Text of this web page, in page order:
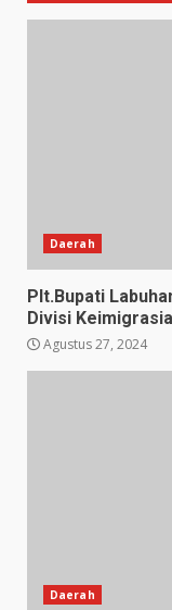
Daerah
Plt.Bupati
Divisi
Agustus 27, 2024
Daerah